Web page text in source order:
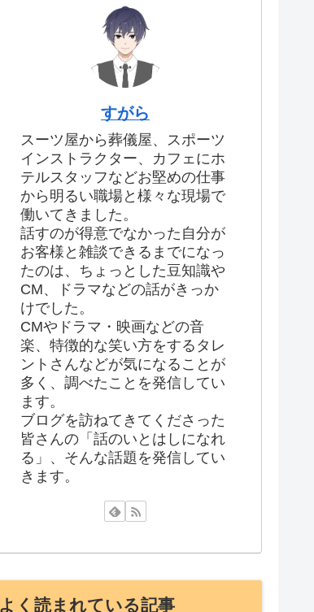
すがら
スーツ屋から葬儀屋、スポーツ
インストラクター、カフェにホ
テルスタッフなどお堅めの仕事
から明るい職場と様々な現場で
働いてきました。
話すのが得意でなかった自分が
お客様と雑談できるまでになっ
たのは、ちょっとした豆知識や
CM、ドラマなどの話がきっか
けでした。
CMやドラマ・映画などの音
楽、特徴的な笑い方をするタレ
ントさんなどが気になることが
多く、調べたことを発信してい
ます。
ブログを訪ねてきてくださった
皆さんの「話のいとはしになれ
る」、そんな話題を発信してい
きます。
よく読まれている記事